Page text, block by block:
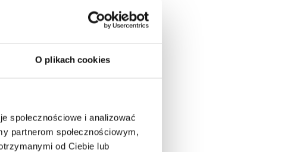
O plikach cookies
społecznościowe i analizować
partnerom społecznościowym,
od Ciebie lub